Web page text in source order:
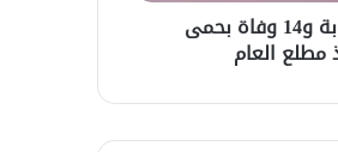
تسجيل أكثر من 1400 إصابة و14 وفاة بحمى
العام